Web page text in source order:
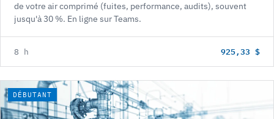
de votre air comprimé (fuites, performance, audits), souvent
jusqu'à 30 %. En ligne sur Teams.
8 h 925,33 $
DÉBUTANT